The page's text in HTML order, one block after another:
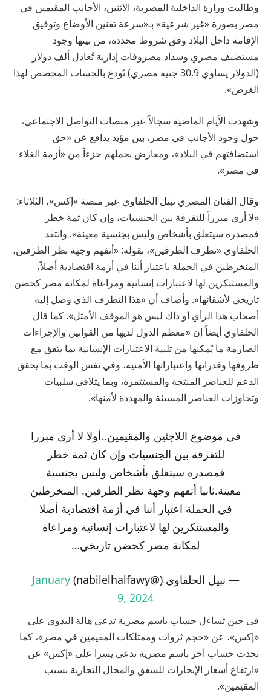
وطالبت وزارة الداخلية المصرية، الاثنين، الأجانب المقيمين في
مصر بصورة «غير شرعية» بـ«سرعة تقنين الأوضاع وتوفيق
الإقامة داخل البلاد وفق شروط محددة، من بينها وجود
مستضيف مصري وسداد مصروفات إدارية تُعادل ألف دولار
(الدولار يساوي 30.9 جنيه مصري) تُودع بالحساب المخصص لهذا
الغرض».
وشهدت الأيام الماضية سجالاً عبر منصات التواصل الاجتماعي،
حول وجود الأجانب في مصر، بين مؤيد يدافع عن «حق
استضافتهم في البلاد»، ومعارض يحملهم جزءاً من «أزمة الغلاء
في مصر».
وقال الفنان المصري نبيل الحلفاوي عبر منصة «إكس»، الثلاثاء:
«لا أرى مبرراً للتفرقة بين الجنسيات، وإن كان ثمة خطر
فمصدره سيتعلق بأشخاص وليس بجنسية معينة». وانتقد
الحلفاوي «تطرف الطرفين»، بقوله: «أتفهم وجهة نظر الطرفين،
المنخرطين في الحملة باعتبار أننا في أزمة اقتصادية أصلاً،
والمستنكرين لها لاعتبارات إنسانية ومراعاة لمكانة مصر كحضن
تاريخي لأشقائها». وأضاف أن «هذا التطرف الذي وصل إليه
أصحاب هذا الرأي أو ذاك ليس هو الموقف الأمثل». كما قال
الحلفاوي أيضاً إن «معظم الدول لديها من القوانين والإجراءات
الصارمة ما يُمكنها من تلبية الاعتبارات الإنسانية بما يتفق مع
ظروفها وقدراتها واعتباراتها الأمنية، وفي نفس الوقت بما يحقق
الدعم للعناصر المنتجة والمستثمرة، وبما يتلافى سلبيات
وتجاوزات العناصر المسيئة والمهددة لأمنها».
في موضوع اللاجئين والمقيمين..أولا لا أرى مبررا
للتفرقة بين الجنسيات وإن كان ثمة خطر
فمصدره سيتعلق بأشخاص وليس بجنسية
معينة.ثانيا أتفهم وجهة نظر الطرفين. المنخرطين
في الحملة اعتبار أننا في أزمة اقتصادية أصلا
والمستنكرين لها لاعتبارات إنسانية ومراعاة
لمكانة مصر كحضن تاريخي…
— نبيل الحلفاوي (@nabilelhalfawy)
January
9, 2024
في حين تساءل حساب باسم مصرية تدعى هالة البدوي على
«إكس»، عن «حجم ثروات وممتلكات المقيمين في مصر»، كما
تحدث حساب آخر باسم مصرية تدعى يسرا على «إكس» عن
«ارتفاع أسعار الإيجارات للشقق والمحال التجارية بسبب
المقيمين».